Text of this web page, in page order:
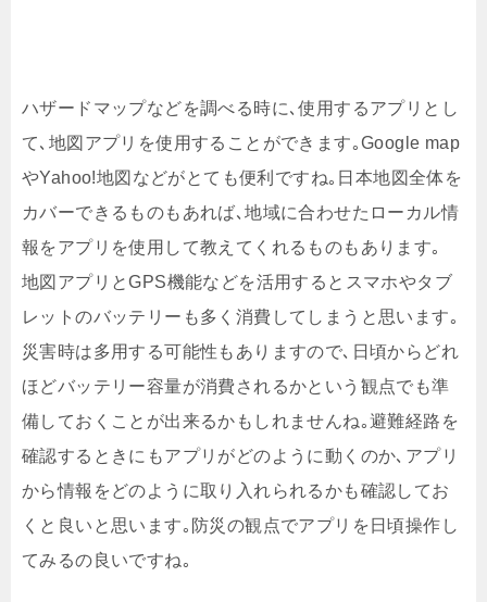
ハザードマップなどを調べる時に､使用するアプリとし
て､地図アプリを使用することができます｡Google map
やYahoo!地図などがとても便利ですね｡日本地図全体を
カバーできるものもあれば､地域に合わせたローカル情
報をアプリを使用して教えてくれるものもあります｡
地図アプリとGPS機能などを活用するとスマホやタブ
レットのバッテリーも多く消費してしまうと思います｡
災害時は多用する可能性もありますので､日頃からどれ
ほどバッテリー容量が消費されるかという観点でも準
備しておくことが出来るかもしれませんね｡避難経路を
確認するときにもアプリがどのように動くのか､アプリ
から情報をどのように取り入れられるかも確認してお
くと良いと思います｡防災の観点でアプリを日頃操作し
てみるの良いですね｡